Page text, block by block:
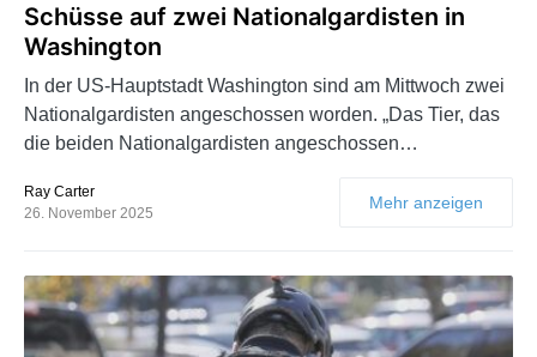
Schüsse auf zwei Nationalgardisten in
Washington
In der US-Hauptstadt Washington sind am Mittwoch zwei
Nationalgardisten angeschossen worden. „Das Tier, das
die beiden Nationalgardisten angeschossen…
Ray Carter
26. November 2025
Mehr anzeigen